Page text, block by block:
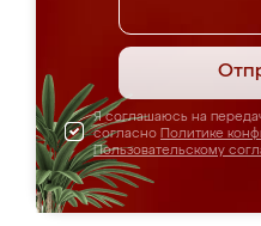
Я соглашаюсь на
согласно Политике
Пользовательскому